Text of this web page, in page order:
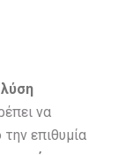
να
επιθυμία